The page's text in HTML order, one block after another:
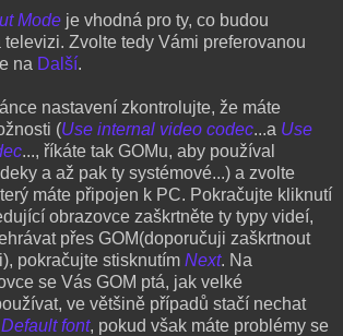
Mode je vhodná pro ty, co budou
Zvolte tedy Vámi preferovanou
na Další.
nastavení zkontrolujte, že máte
(Use internal video codec...a Use
..., říkáte tak GOMu, aby používal
a až pak ty systémové...) a zvolte
máte připojen k PC. Pokračujte kliknutí
obrazovce zaškrtněte ty typy videí,
přes GOM(doporučuji zaškrtnout
pokračujte stisknutím Next. Na
se Vás GOM ptá, jak velké
ve většině případů stačí nechat
Default font, pokud však máte problémy se